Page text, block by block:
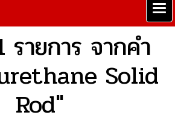
ายการ จากคำ
Solid
Rod"